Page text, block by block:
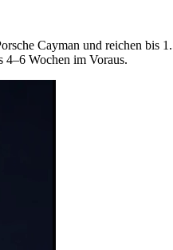
Cayman und reichen
4–6 Wochen im Voraus.